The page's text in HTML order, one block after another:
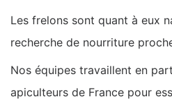
Les frelons sont quant à eux
recherche de nourriture
Nos équipes travaillent en
apiculteurs de France pour